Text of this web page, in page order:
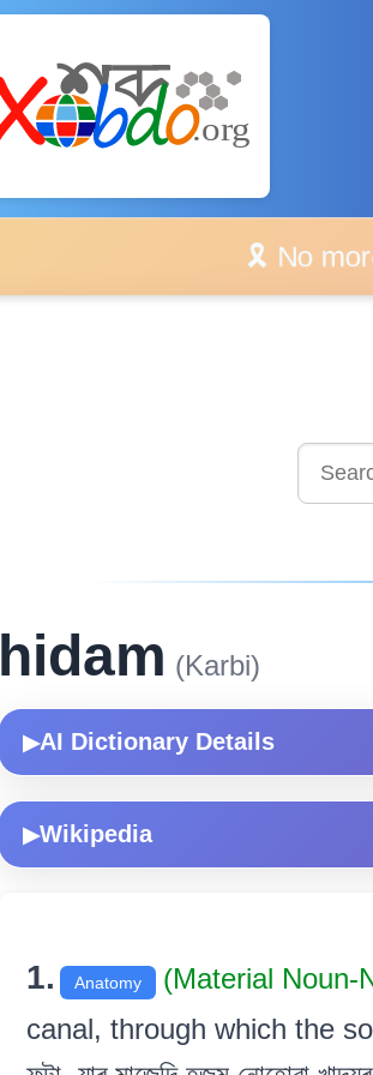
🎗️ No
hidam (Karbi)
▶AI Dictionary Details
▶Wikipedia
1. Anatomy (Material Noun-
canal, through which the